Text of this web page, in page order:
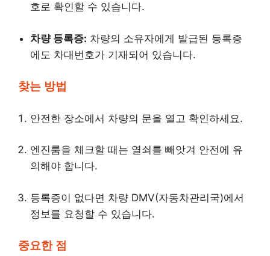
호로 확인할 수 있습니다.
차량 등록증: 차량의 소유자에게 발급된 등록증
에도 차대번호가 기재되어 있습니다.
찾는 방법
안전한 장소에서 차량의 문을 열고 확인하세요.
엔진룸을 체크할 때는 열쇠를 빼앗겨 안전에 유
의해야 합니다.
등록증이 없다면 차량 DMV(자동차관리국)에서
정보를 요청할 수 있습니다.
중요한 점